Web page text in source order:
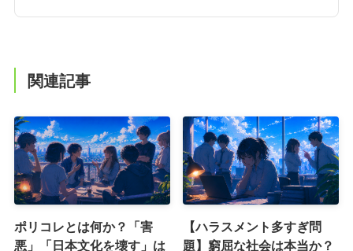
関連記事
ポリコレとは何か？「害
悪」「日本文化を壊す」は
【ハラスメント多すぎ問
題】窮屈な社会は本当か？